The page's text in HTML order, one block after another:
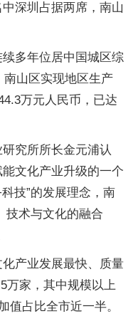
深圳占据两席，南山
多年位居中国城区综
南山区实现地区生产
万元人民币，已达
究所所长金元浦认
文化产业升级的一个
技”的发展理念，南
技术与文化的融合
产业发展最快、质量
万家，其中规模以上
值占比全市近一半。